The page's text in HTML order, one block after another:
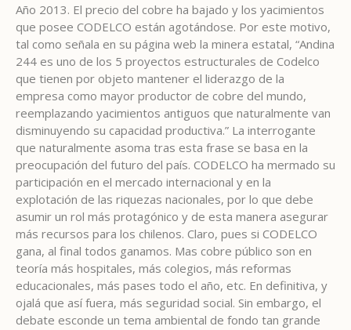
Año 2013. El precio del cobre ha bajado y los yacimientos
que posee CODELCO están agotándose. Por este motivo,
tal como señala en su página web la minera estatal, “Andina
244 es uno de los 5 proyectos estructurales de Codelco
que tienen por objeto mantener el liderazgo de la
empresa como mayor productor de cobre del mundo,
reemplazando yacimientos antiguos que naturalmente van
disminuyendo su capacidad productiva.” La interrogante
que naturalmente asoma tras esta frase se basa en la
preocupación del futuro del país. CODELCO ha mermado su
participación en el mercado internacional y en la
explotación de las riquezas nacionales, por lo que debe
asumir un rol más protagónico y de esta manera asegurar
más recursos para los chilenos. Claro, pues si CODELCO
gana, al final todos ganamos. Mas cobre público son en
teoría más hospitales, más colegios, más reformas
educacionales, más pases todo el año, etc. En definitiva, y
ojalá que así fuera, más seguridad social. Sin embargo, el
debate esconde un tema ambiental de fondo tan grande